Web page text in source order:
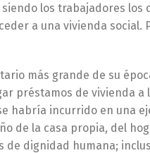
los trabajadores los
a una vivienda social.
más grande de su
préstamos de vivienda
habría incurrido en una
de la casa propia, del
dignidad humana;